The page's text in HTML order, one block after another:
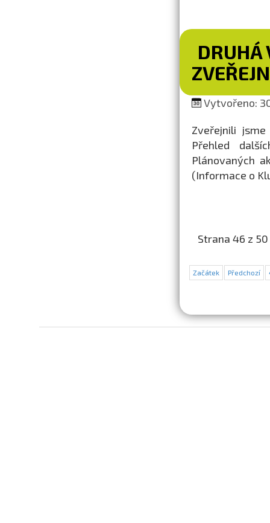
DRUHÁ
Vytvořeno:
Zveřejnili
Přehled
Plánovaných
(Informace o
Strana 46 z 50
Začátek Předchozí